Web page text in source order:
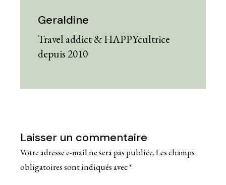
Geraldine
Travel addict & HAPPYcultrice
depuis 2010
Laisser un commentaire
Votre adresse e-mail ne sera pas publiée.Les champs
obligatoires sont indiqués avec*